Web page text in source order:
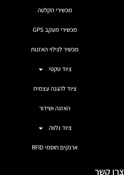
מכשירי הקלטה
מכשירי מעקב GPS
מכשיר לגילוי האזנות
ציוד טקטי
ציוד להגנה עצמית
האזנה ושידור
ציוד נלווה
ארנקים חוסמי RFID
צרו קשר